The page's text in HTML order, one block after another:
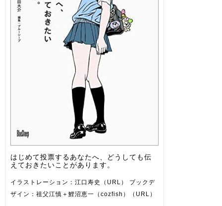
はじめて投票するあなたへ、どうしても伝
えておきたいことがあります。
イラストレーション：江口寿史（URL） ブックデ
ザイン：祖父江慎＋鯉沼恵一（cozfish）（URL）